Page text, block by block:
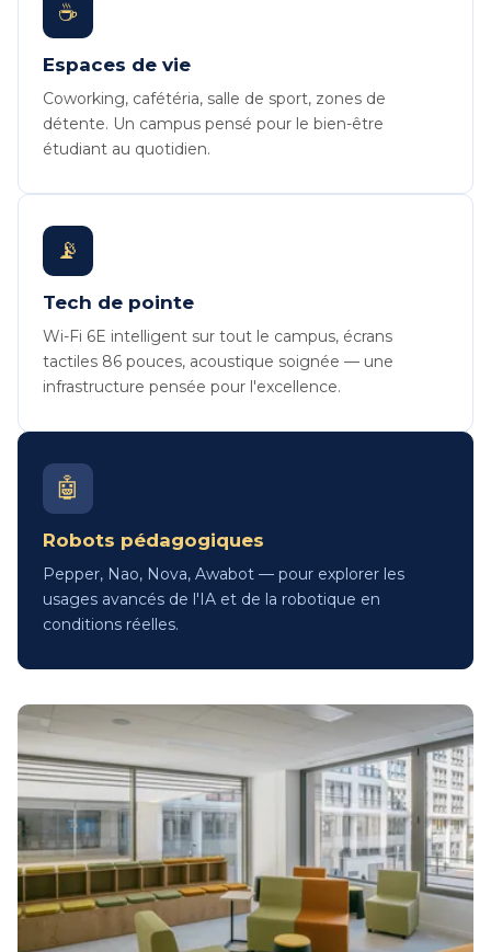
☕
Espaces de vie
Coworking, cafétéria, salle de sport, zones de
détente. Un campus pensé pour le bien-être
étudiant au quotidien.
📡
Tech de pointe
Wi-Fi 6E intelligent sur tout le campus, écrans
tactiles 86 pouces, acoustique soignée — une
infrastructure pensée pour l'excellence.
🤖
Robots pédagogiques
Pepper, Nao, Nova, Awabot — pour explorer les
usages avancés de l'IA et de la robotique en
conditions réelles.
Image